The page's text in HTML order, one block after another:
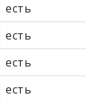
есть
есть
есть
есть